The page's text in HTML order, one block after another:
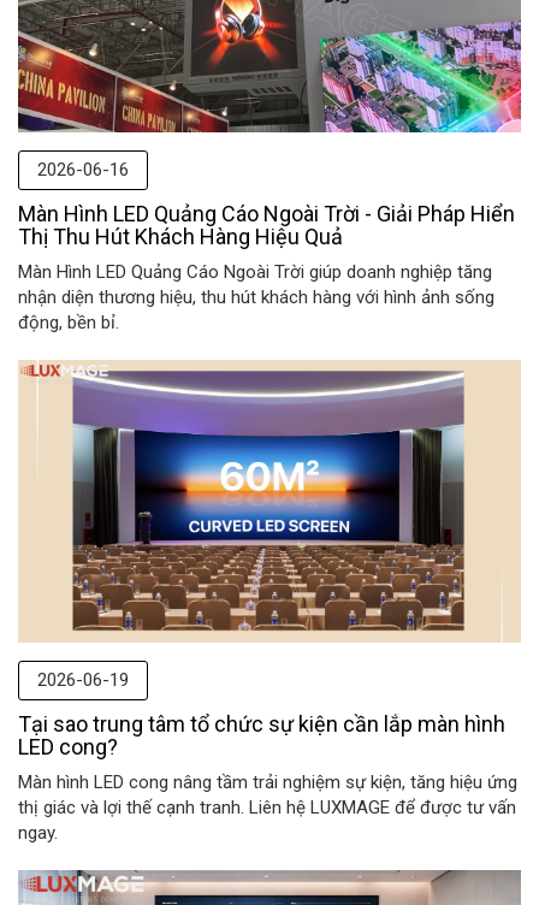
2026-06-16
Màn Hình LED Quảng Cáo Ngoài Trời - Giải Pháp Hiển
Thị Thu Hút Khách Hàng Hiệu Quả
Màn Hình LED Quảng Cáo Ngoài Trời giúp doanh nghiệp tăng
nhận diện thương hiệu, thu hút khách hàng với hình ảnh sống
động, bền bỉ.
2026-06-19
Tại sao trung tâm tổ chức sự kiện cần lắp màn hình
LED cong?
Màn hình LED cong nâng tầm trải nghiệm sự kiện, tăng hiệu ứng
thị giác và lợi thế cạnh tranh. Liên hệ LUXMAGE để được tư vấn
ngay.